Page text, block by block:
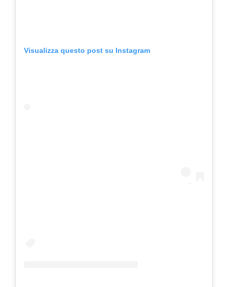
Visualizza questo post su Instagram